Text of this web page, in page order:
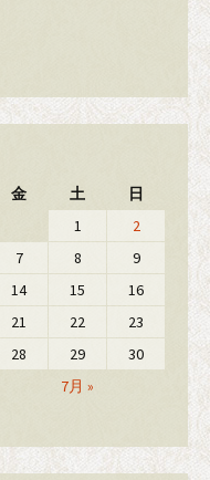
金 土 日
7月 »
1
2
7 8
9
14 15
16
21 22
23
28 29 30